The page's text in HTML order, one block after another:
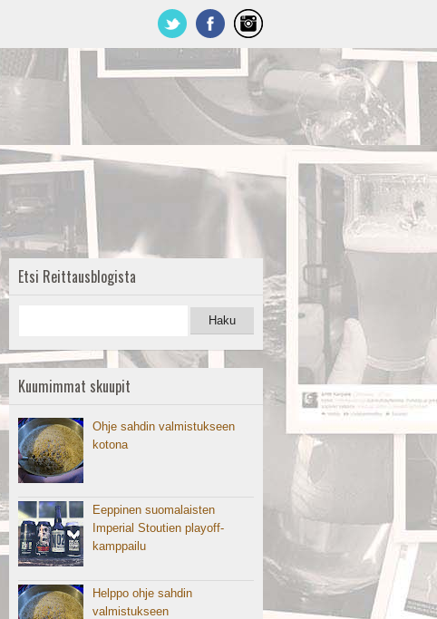
Etsi Reittausblogista
Kuumimmat skuupit
Ohje sahdin valmistukseen
kotona
Eeppinen suomalaisten
Imperial Stoutien playoff-
kamppailu
Helppo ohje sahdin
valmistukseen